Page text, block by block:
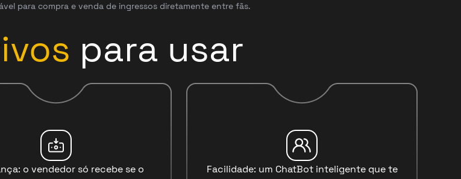
para compra e venda de ingressos diretamente entre fãs.
para usar
o vendedor só recebe se o
Facilidade: um ChatBot inteligente que te